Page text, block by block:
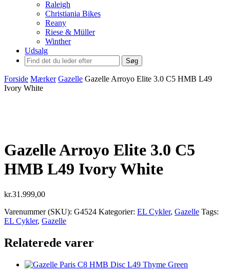
Raleigh
Christiania Bikes
Reany
Riese & Müller
Winther
Udsalg
Søg
Forside Mærker Gazelle Gazelle Arroyo Elite 3.0 C5 HMB L49
Ivory White
Gazelle Arroyo Elite 3.0 C5
HMB L49 Ivory White
kr.31.999,00
Varenummer (SKU): G4524 Kategorier: EL Cykler, Gazelle Tags:
EL Cykler, Gazelle
Relaterede varer